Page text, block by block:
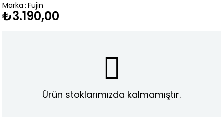
Marka : Fujin
₺3.190,00
Ürün stoklarımızda kalmamıştır.